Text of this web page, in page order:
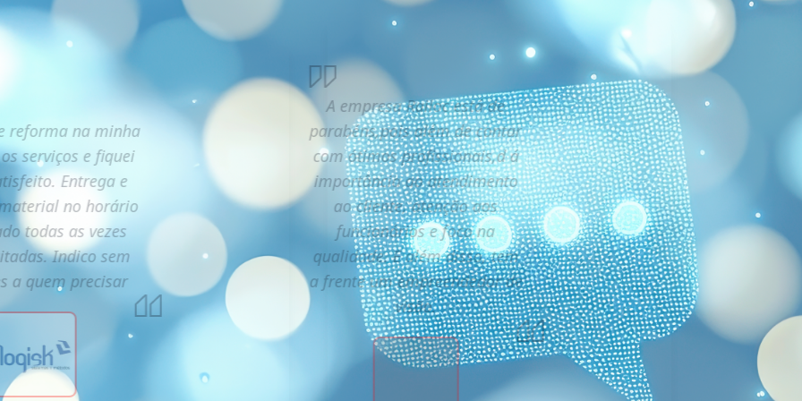
reforma na minha
serviços e fiquei
Entrega e
no horário
todas as vezes
Indico sem
a quem precisar
A empresa Railoc está de
parabéns,pois além de contar
com ótimos profissionais,d á
importância ao atendimento
ao cliente, atenção aos
funcionários e foco na
qualidade. E além disso, tem
a frente um empreendedor de
visão.